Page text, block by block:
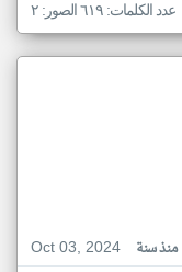
عدد الكلمات: ٦١٩ الصور: ٢
Oct 03, 2024
منذ سنة